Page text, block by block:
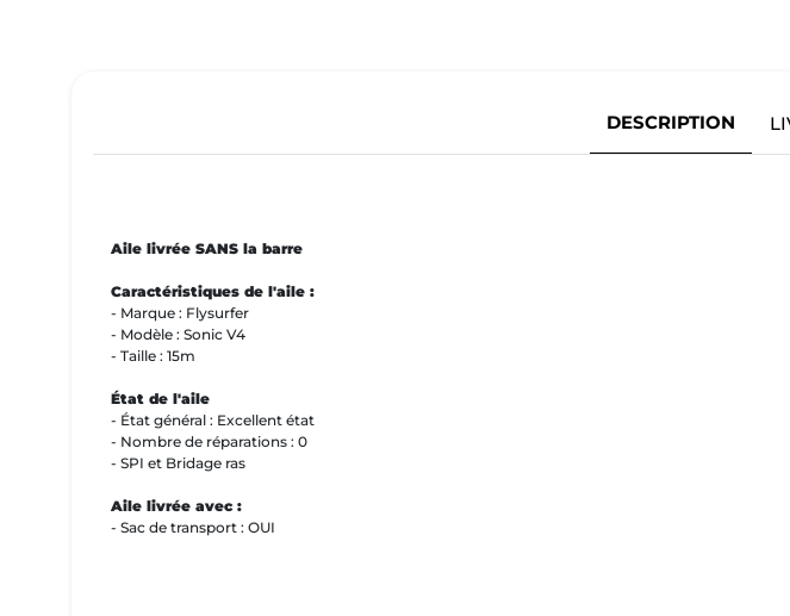
DESCRIPTION
Aile livrée SANS la barre
Caractéristiques de l'aile :
- Marque : Flysurfer
- Modèle : Sonic V4
- Taille : 15m
État de l'aile
- État général : Excellent état
- Nombre de réparations : 0
- SPI et Bridage ras
Aile livrée avec :
- Sac de transport : OUI